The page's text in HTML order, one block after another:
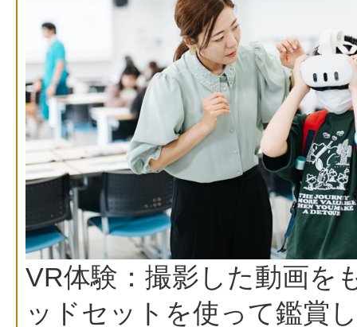
VR体験：撮影した動画を
ッドセットを使って鑑賞